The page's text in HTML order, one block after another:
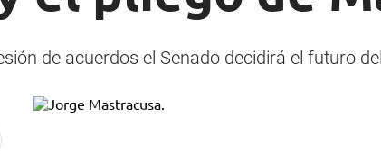
de acuerdos el Senado decidirá el futuro